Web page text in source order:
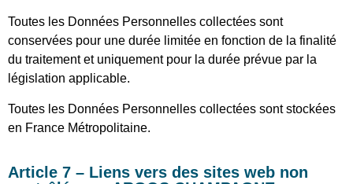
Toutes les Données Personnelles collectées sont
conservées pour une durée limitée en fonction de la finalité
du traitement et uniquement pour la durée prévue par la
législation applicable.
Toutes les Données Personnelles collectées sont stockées
en France Métropolitaine.
Article 7 – Liens vers des sites web non